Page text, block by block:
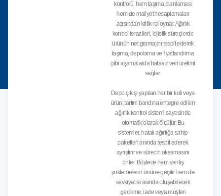
kontrolü, hem taşıma planlaması
hem de maliyet hesaplamaları
açısından kritik rol oynar. Ağırlık
kontrol terazileri, lojistik süreçlerde
ürünün net gramajını tespit ederek
taşıma, depolama ve fiyatlandırma
gibi aşamalarda hatasız veri üretimi
sağlar.
Depo çıkışı yapılan her bir koli veya
ürün, tartım bandına entegre edilen
ağırlık kontrol sistemi sayesinde
otomatik olarak ölçülür. Bu
sistemler, hatalı ağırlığa sahip
paketleri anında tespit ederek
ayrıştırır ve sürecin aksamasını
önler. Böylece hem yanlış
yüklemelerin önüne geçilir hem de
sevkiyat sırasında oluşabilecek
gecikme, iade veya müşteri